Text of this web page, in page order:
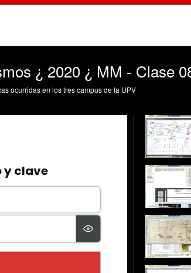
¿ 2020 ¿ MM - Clase
ocurridas en los tres campus de la UPV